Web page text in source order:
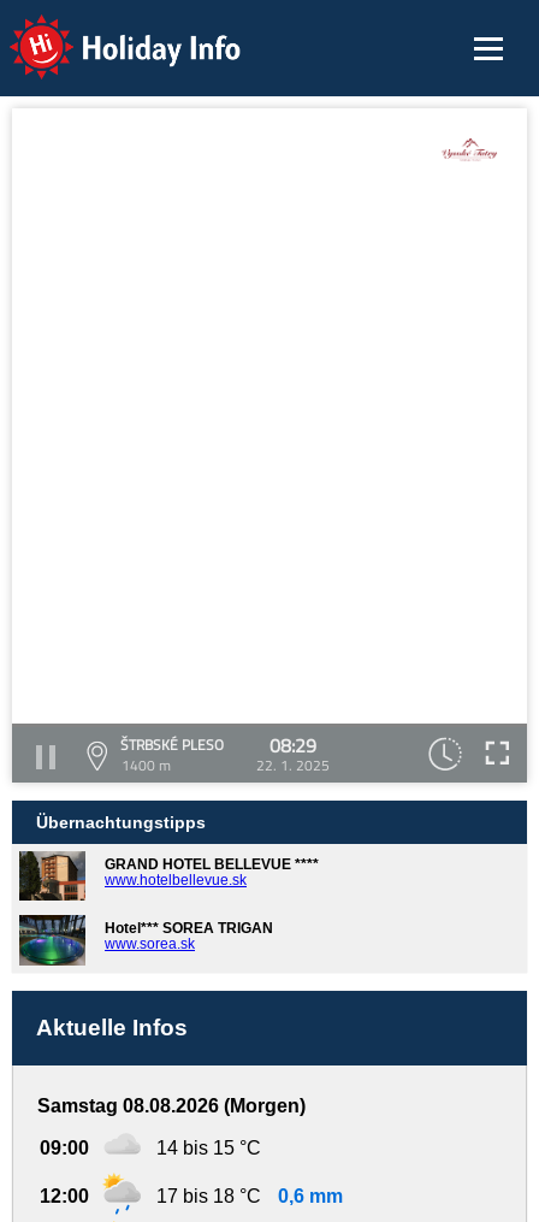
Holiday Info
ŠTRBSKÉ PLESO
1400 m
08:29
22. 1. 2025
Übernachtungstipps
GRAND HOTEL BELLEVUE ****
www.hotelbellevue.sk
Hotel*** SOREA TRIGAN
www.sorea.sk
Aktuelle Infos
Samstag 08.08.2026 (Morgen)
09:00 14 bis 15 °C
12:00 17 bis 18 °C 0,6 mm